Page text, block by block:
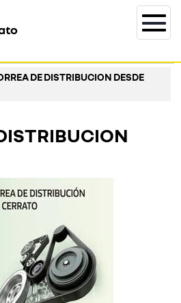
DE DISTRIBUCION DESDE